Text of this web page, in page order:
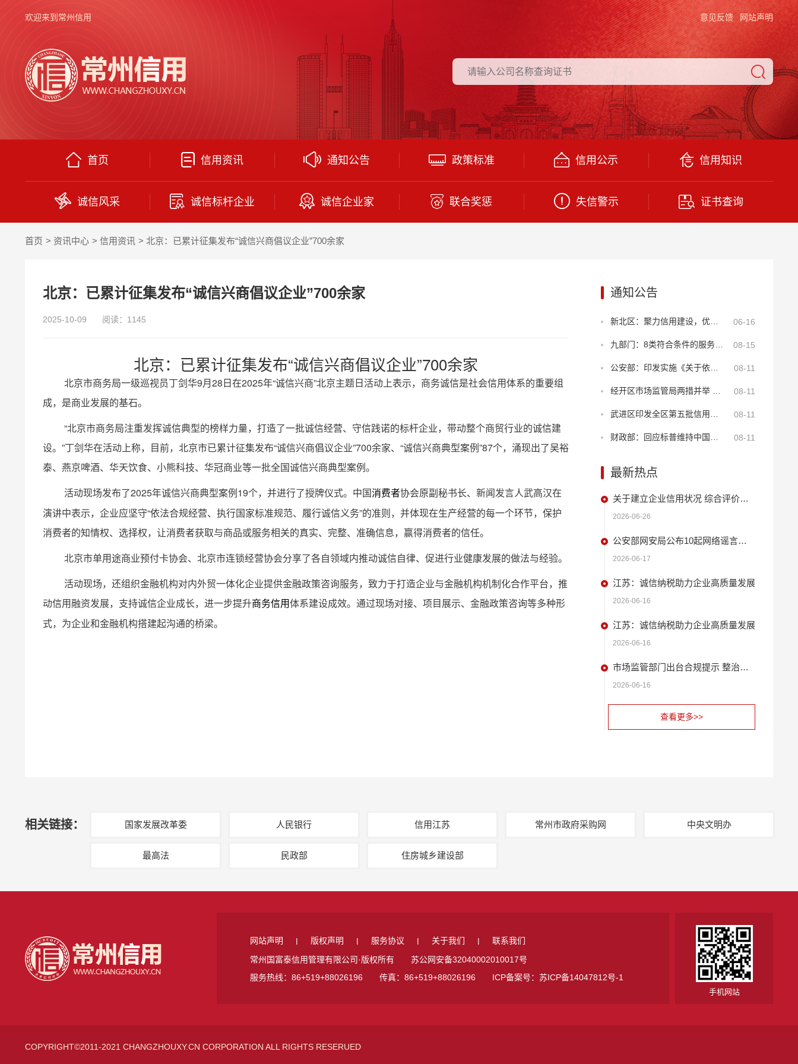
欢迎来到常州信用 网站声明
意见反馈
首页 信用资讯 通知公告 政策标准 信用公示 信用知识
诚信风采 诚信标杆企业 诚信企业家 联合奖惩 失信警示 证书查询
首页 资讯中心 信用资讯 北京：已累计征集发布“诚信兴商倡议企业”700余家
北京：已累计征集发布“诚信兴商倡议企业”700余家
2025-10-09 阅读：1145
北京：已累计征集发布“诚信兴商倡议企业”700余家
北京市商务局一级巡视员丁剑华9月28日在2025年“诚信兴商”北京主题日活动上表示，商务诚信是社会信用体系的重要组
成，是商业发展的基石。
“北京市商务局注重发挥诚信典型的榜样力量，打造了一批诚信经营、守信践诺的标杆企业，带动整个商贸行业的诚信建
设。”丁剑华在活动上称，目前，北京市已累计征集发布“诚信兴商倡议企业”700余家、“诚信兴商典型案例”87个，涌现出了吴裕
泰、燕京啤酒、华天饮食、小熊科技、华冠商业等一批全国诚信兴商典型案例。
活动现场发布了2025年诚信兴商典型案例19个，并进行了授牌仪式。中国消费者协会原副秘书长、新闻发言人武高汉在
演讲中表示，企业应坚守“依法合规经营、执行国家标准规范、履行诚信义务”的准则，并体现在生产经营的每一个环节，保护
消费者的知情权、选择权，让消费者获取与商品或服务相关的真实、完整、准确信息，赢得消费者的信任。
北京市单用途商业预付卡协会、北京市连锁经营协会分享了各自领域内推动诚信自律、促进行业健康发展的做法与经验。
活动现场，还组织金融机构对内外贸一体化企业提供金融政策咨询服务，致力于打造企业与金融机构机制化合作平台，推
动信用融资发展，支持诚信企业成长，进一步提升商务信用体系建设成效。通过现场对接、项目展示、金融政策咨询等多种形
式，为企业和金融机构搭建起沟通的桥梁。
通知公告
06-16
08-15
08-11
08-11
08-11
08-11
最新热点
关于建立企业信用状况 综合评价体系的实施方案
2026-06-26
公安部网安局公布10起网络谣言违法犯罪 典型案例
2026-06-17
江苏：诚信纳税助力企业高质量发展
2026-06-16
江苏：诚信纳税助力企业高质量发展
2026-06-16
市场监管部门出台合规提示 整治扫码缴费广告问题
2026-06-16
查看更多>>
相关链接： 国家发展改革委 人民银行 信用江苏 常州市政府采购网 中央文明办
最高法 民政部 住房城乡建设部
网站声明 | 版权声明 | 服务协议 | 关于我们 |
联系我们
常州国富泰信用管理有限公司·版权所有 苏公网安备32040002010017号
服务热线：86+519+88026196 传真：86+519+88026196 ICP备案号： 苏ICP备14047812号-1
手机网站
COPYRIGHT©2011-2021 CHANGZHOUXY.CN CORPORATION ALL RIGHTS RESERUED